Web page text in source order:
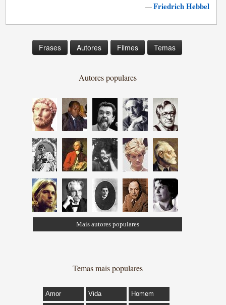
—Friedrich Hebbel
Frases Autores Filmes Temas
Autores populares
Mais autores populares
Temas mais populares
Amor Vida Homem